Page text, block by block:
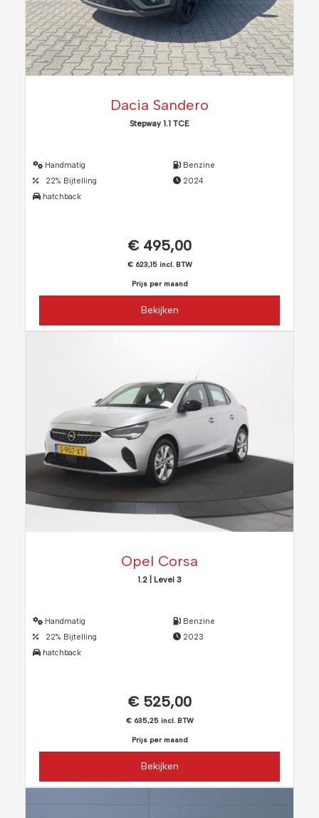
Dacia Sandero
Stepway 1.1 TCE
Handmatig
22% Bijtelling
hatchback
Benzine
2024
€ 495,00
€ 623,15 incl. BTW
Prijs per maand
Bekijken
Opel Corsa
1.2 | Level 3
Handmatig
22% Bijtelling
hatchback
Benzine
2023
€ 525,00
€ 635,25 incl. BTW
Prijs per maand
Bekijken